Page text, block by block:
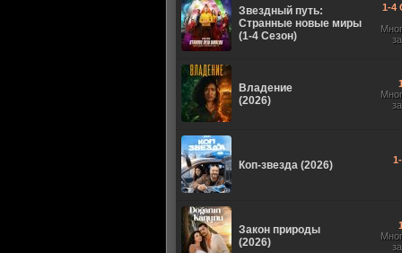
Звездный путь:
Странные новые миры
(1-4 Сезон)
1-4
Владение
(2026)
Коп-звезда (2026)
Закон природы
(2026)